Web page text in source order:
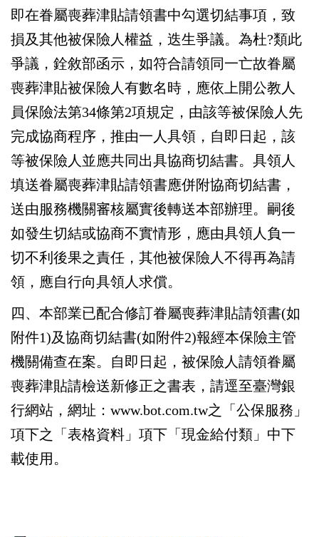
即在眷屬喪葬津貼請領書中勾選切結事項，致
損及其他被保險人權益，迭生爭議。為杜?類此
爭議，銓敘部函示，如符合請領同一亡故眷屬
喪葬津貼被保險人有數名時，應依上開公教人
員保險法第34條第2項規定，由該等被保險人先
完成協商程序，推由一人具領，自即日起，該
等被保險人並應共同出具協商切結書。具領人
填送眷屬喪葬津貼請領書應併附協商切結書，
送由服務機關審核屬實後轉送本部辦理。嗣後
如發生切結或協商不實情形，應由具領人負一
切不利後果之責任，其他被保險人不得再為請
領，應自行向具領人求償。
四、本部業已配合修訂眷屬喪葬津貼請領書(如
附件1)及協商切結書(如附件2)報經本保險主管
機關備查在案。自即日起，被保險人請領眷屬
喪葬津貼請檢送新修正之書表，請逕至臺灣銀
行網站，網址：www.bot.com.tw之「公保服務」
項下之「表格資料」項下「現金給付類」中下
載使用。